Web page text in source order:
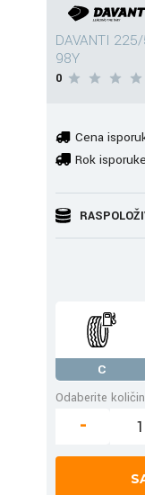
DAVANTI
98Y
0
Cena
Rok
C
Odaberite
-